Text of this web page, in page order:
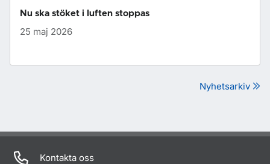
Nu ska stöket i luften stoppas
25 maj 2026
Nyhetsarkiv
Kontakta oss